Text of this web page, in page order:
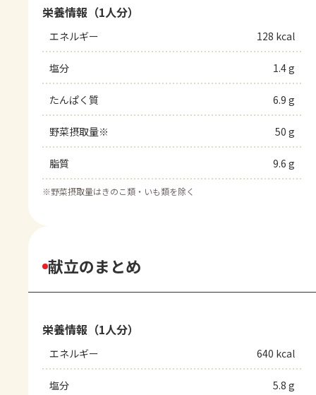
栄養情報（1人分）
エネルギー 128 kcal
塩分 1.4 g
たんぱく質 6.9 g
野菜摂取量※ 50 g
脂質 9.6 g
※野菜摂取量はきのこ類・いも類を除く
献立のまとめ
栄養情報（1人分）
エネルギー 640 kcal
塩分 5.8 g